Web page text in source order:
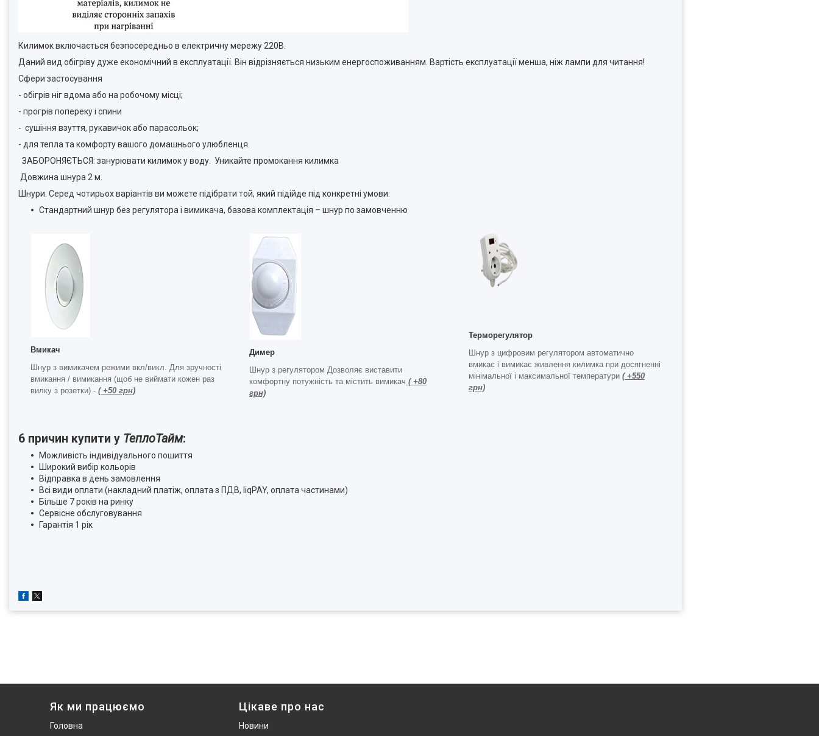
Килимок включається безпосередньо в електричну мережу 220В.
Даний вид обігріву дуже економічний в експлуатації. Він відрізняється низьким енергоспоживанням. Вартість експлуатації менша, ніж лампи для читання!
Сфери застосування
- обігрів ніг вдома або на робочому місці;
- прогрів попереку і спини
- сушіння взуття, рукавичок або парасольок;
- для тепла та комфорту вашого домашнього улюбленця.
ЗАБОРОНЯЄТЬСЯ: занурювати килимок у воду. Уникайте промокання килимка
Довжина шнура 2 м.
Шнури. Серед чотирьох варіантів ви можете підібрати той, який підійде під конкретні умови:
Стандартний шнур без регулятора і вимикача, базова комплектація – шнур по замовченню
Вмикач
Шнур з вимикачем режими вкл/викл. Для зручності
вмикання / вимикання (щоб не виймати кожен раз
вилку з розетки) - ( +50 грн)
Димер
Шнур з регулятором Дозволяє виставити
комфортну потужність та містить вимикач ( +80
грн)
Терморегулятор
Шнур з цифровим регулятором автоматично
вмикає і вимикає живлення килимка при досягненні
мінімальної і максимальної температури ( +550
грн)
6 причин купити у ТеплоТайм:
Можливість індивідуального пошиття
Широкий вибір кольорів
Відправка в день замовлення
Всі види оплати (накладний платіж, оплата з ПДВ, liqPAY, оплата частинами)
Більше 7 років на ринку
Сервісне обслуговування
Гарантія 1 рік
Як ми працюємо
Головна
Цікаве про нас
Новини